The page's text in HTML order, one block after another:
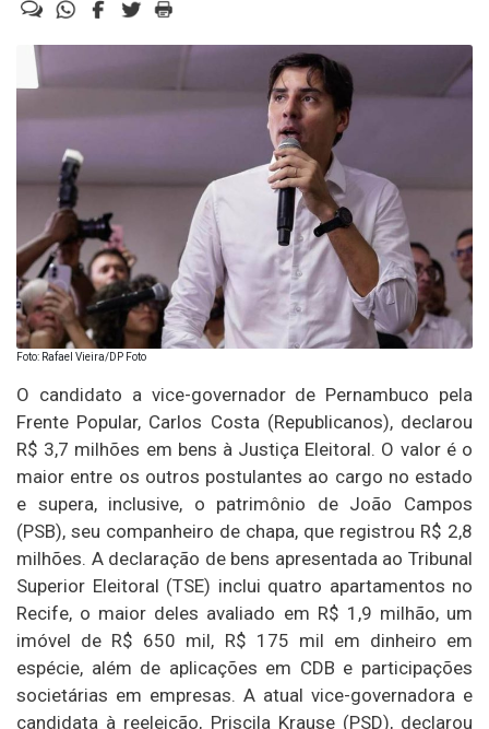
Foto: Rafael Vieira/DP Foto
O candidato a vice-governador de Pernambuco pela
Frente Popular, Carlos Costa (Republicanos), declarou
R$ 3,7 milhões em bens à Justiça Eleitoral. O valor é o
maior entre os outros postulantes ao cargo no estado
e supera, inclusive, o patrimônio de João Campos
(PSB), seu companheiro de chapa, que registrou R$ 2,8
milhões. A declaração de bens apresentada ao Tribunal
Superior Eleitoral (TSE) inclui quatro apartamentos no
Recife, o maior deles avaliado em R$ 1,9 milhão, um
imóvel de R$ 650 mil, R$ 175 mil em dinheiro em
espécie, além de aplicações em CDB e participações
societárias em empresas. A atual vice-governadora e
candidata à reeleição, Priscila Krause (PSD), declarou